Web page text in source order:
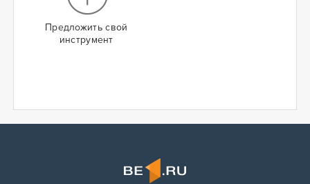
Предложить свой
инструмент